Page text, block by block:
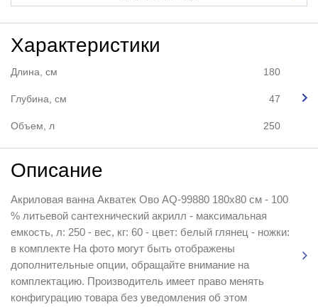
Характеристики
Длина, см 180
Глубина, см 47
Объем, л 250
Описание
Акриловая ванна Акватек Ово AQ-99880 180х80 см - 100
% литьевой сантехнический акрилл - максимальная
емкость, л: 250 - вес, кг: 60 - цвет: белый глянец - ножки:
в комплекте На фото могут быть отображены
дополнительные опции, обращайте внимание на
комплектацию. Производитель имеет право менять
конфигурацию товара без уведомления об этом